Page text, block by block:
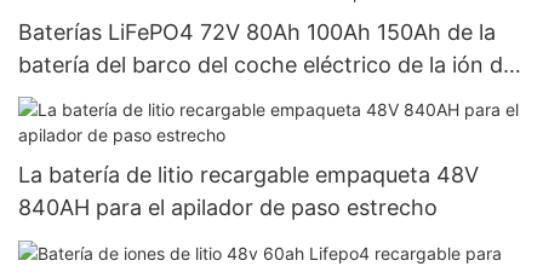
Baterías LiFePO4 72V 80Ah 100Ah 150Ah de la
batería del barco del coche eléctrico de la ión de
litio para EV
La batería de litio recargable empaqueta 48V
840AH para el apilador de paso estrecho